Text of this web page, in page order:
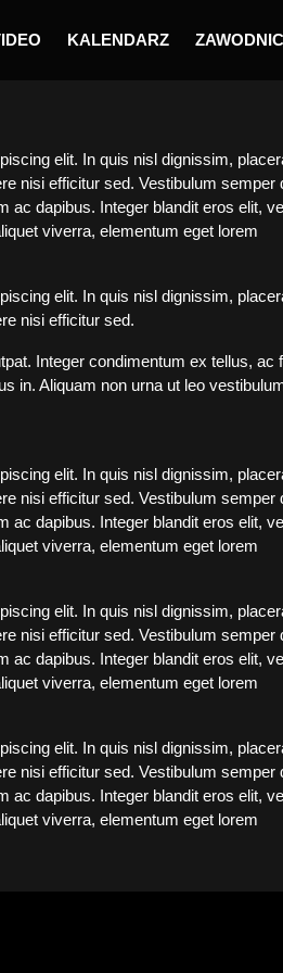
KALENDARZ
elit. In quis nisl dignissim,
nisi efficitur sed. Vestibulum
ac dapibus. Integer blandit eros elit,
viverra, elementum eget lorem
elit. In quis nisl dignissim,
nisi efficitur sed.
Integer condimentum ex tellus,
in. Aliquam non urna ut leo
elit. In quis nisl dignissim,
nisi efficitur sed. Vestibulum
ac dapibus. Integer blandit eros elit,
viverra, elementum eget lorem
elit. In quis nisl dignissim,
nisi efficitur sed. Vestibulum
ac dapibus. Integer blandit eros elit,
viverra, elementum eget lorem
elit. In quis nisl dignissim,
nisi efficitur sed. Vestibulum
ac dapibus. Integer blandit eros elit,
viverra, elementum eget lorem